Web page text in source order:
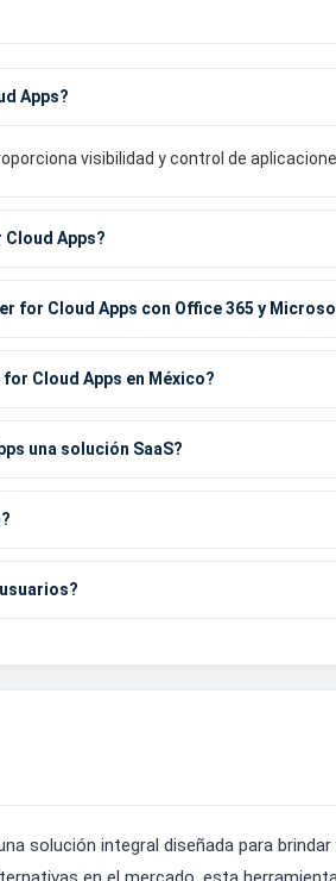
Apps?
visibilidad y control de
Apps?
for Cloud Apps con Office 365 y
Cloud Apps en México?
una solución SaaS?
solución integral diseñada para